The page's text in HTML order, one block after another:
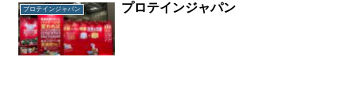
プロテインジャパン プロテインジャパン